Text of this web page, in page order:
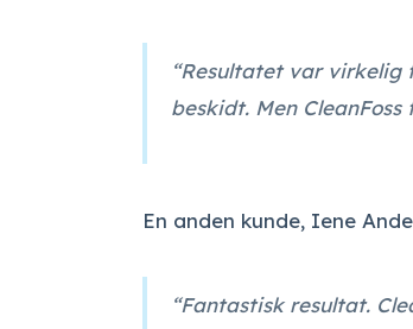
“Resultatet var virkelig
beskidt. Men
En anden kunde, Iene
“Fantastisk resultat.